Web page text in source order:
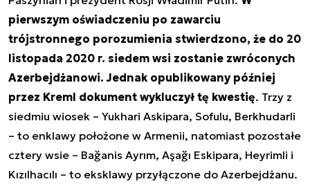
pierwszym oświadczeniu po zawarciu
trójstronnego porozumienia stwierdzono, że do 20
listopada 2020 r. siedem wsi zostanie zwróconych
Azerbejdżanowi. Jednak opublikowany później
przez Kreml dokument wykluczył tę kwestię. Trzy z
siedmiu wiosek – Yukhari Askipara, Sofulu, Berkhudarli
– to enklawy położone w Armenii, natomiast pozostałe
cztery wsie – Bağanis Ayrım, Aşağı Eskipara, Heyrimli i
Kızılhacılı – to eksklawy przyłączone do Azerbejdżanu.